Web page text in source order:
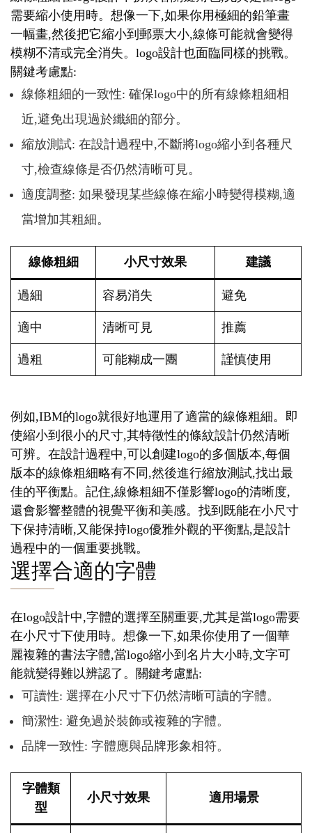
需要縮小使用時。想像一下,如果你用極細的鉛筆畫
一幅畫,然後把它縮小到郵票大小,線條可能就會變得
模糊不清或完全消失。logo設計也面臨同樣的挑戰。
關鍵考慮點:
線條粗細的一致性: 確保logo中的所有線條粗細相
近,避免出現過於纖細的部分。
縮放測試: 在設計過程中,不斷將logo縮小到各種尺
寸,檢查線條是否仍然清晰可見。
適度調整: 如果發現某些線條在縮小時變得模糊,適
當增加其粗細。
線條粗細 小尺寸效果 建議
過細 容易消失 避免
適中 清晰可見 推薦
過粗 可能糊成一團 謹慎使用
例如,IBM的logo就很好地運用了適當的線條粗細。即
使縮小到很小的尺寸,其特徵性的條紋設計仍然清晰
可辨。在設計過程中,可以創建logo的多個版本,每個
版本的線條粗細略有不同,然後進行縮放測試,找出最
佳的平衡點。記住,線條粗細不僅影響logo的清晰度,
還會影響整體的視覺平衡和美感。找到既能在小尺寸
下保持清晰,又能保持logo優雅外觀的平衡點,是設計
過程中的一個重要挑戰。
選擇合適的字體
在logo設計中,字體的選擇至關重要,尤其是當logo需要
在小尺寸下使用時。想像一下,如果你使用了一個華
麗複雜的書法字體,當logo縮小到名片大小時,文字可
能就變得難以辨認了。關鍵考慮點:
可讀性: 選擇在小尺寸下仍然清晰可讀的字體。
簡潔性: 避免過於裝飾或複雜的字體。
品牌一致性: 字體應與品牌形象相符。
字體類
型
小尺寸效果 適用場景